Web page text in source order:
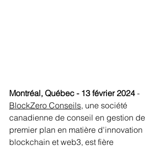
Montréal, Québec - 13 février 2024 -
BlockZero Conseils, une société
canadienne de conseil en gestion de
premier plan en matière d'innovation
blockchain et web3, est fière